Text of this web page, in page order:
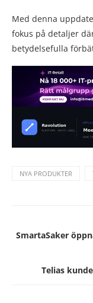
Med denna
fokus på detaljer
betydelsefulla
NYA PRODUKTER
SmartaSaker
Telias